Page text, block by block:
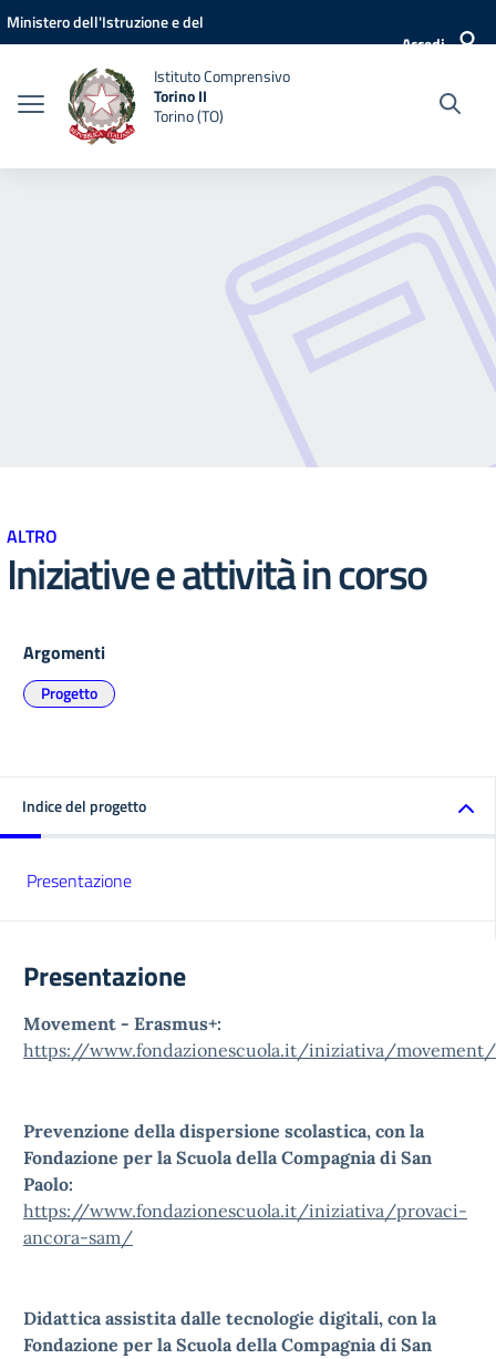
Vai ai contenuti
Vai al menu di navigazione
Vai al footer
Ministero dell'Istruzione e del
Accedi
Istituto Comprensivo
Torino II
Torino (TO)
ALTRO
Iniziative e attività in corso
Argomenti
Progetto
Indice del progetto
Presentazione
Presentazione
Movement - Erasmus+:
https://www.fondazionescuola.it/iniziativa/movement/
Prevenzione della dispersione scolastica, con la
Fondazione per la Scuola della Compagnia di San
Paolo:
https://www.fondazionescuola.it/iniziativa/provaci-
ancora-sam/
Didattica assistita dalle tecnologie digitali, con la
Fondazione per la Scuola della Compagnia di San